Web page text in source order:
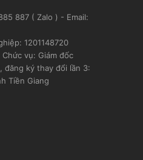
887 ( Zalo ) - Email:
1201148720
vụ: Giám đốc
đăng ký thay đổi lần 3:
Tiền Giang